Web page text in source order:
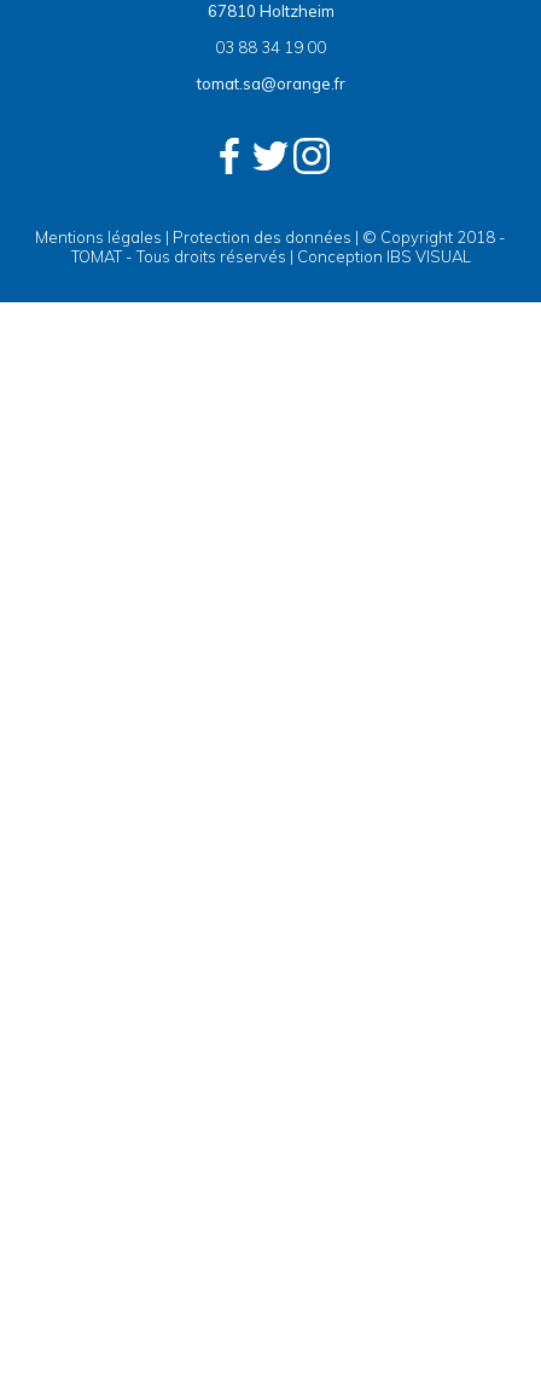
67810 Holtzheim
03 88 34 19 00
tomat.sa@orange.fr
Mentions légales | Protection des données | © Copyright 2018 -
TOMAT - Tous droits réservés | Conception IBS VISUAL